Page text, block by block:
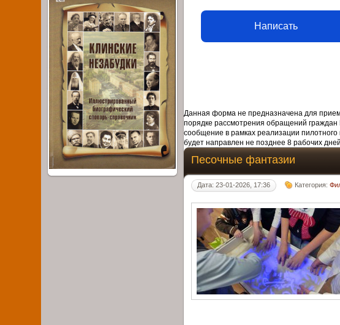
Написать
Данная форма не предназначена для
порядке рассмотрения обращений граждан
сообщение в рамках реализации
будет направлен не позднее 8 рабочих
Песочные фантазии
Дата: 23-01-2026, 17:36 Категория: